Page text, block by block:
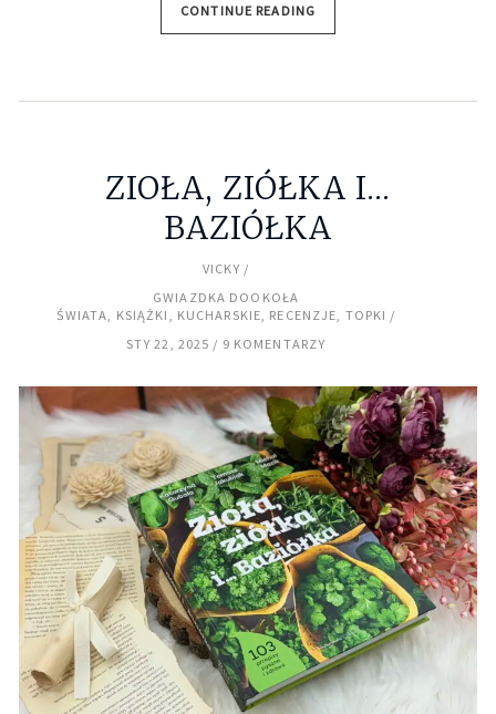
CONTINUE READING
ZIOŁA, ZIÓŁKA I…
BAZIÓŁKA
VICKY
GWIAZDKA DOOKOŁA
ŚWIATA
KSIĄŻKI KUCHARSKIE RECENZJE TOPKI
STY 22, 2025
9 KOMENTARZY